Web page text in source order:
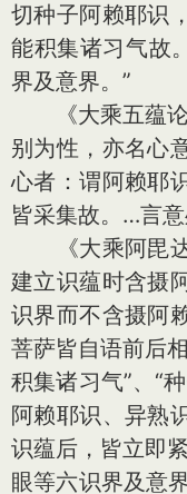
切种子阿赖耶识
能积集诸习气故
界及意界。”
《大乘五蕴论
别为性，亦名心
心者：谓阿赖耶
皆采集故。…言
《大乘阿毘达
建立识蕴时含摄
识界而不含摄阿
菩萨皆自语前后
积集诸习气”、“
阿赖耶识、异熟
识蕴后，皆立即
眼等六识界及意